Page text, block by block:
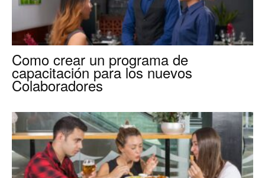
Como crear un programa de
capacitación para los nuevos
Colaboradores